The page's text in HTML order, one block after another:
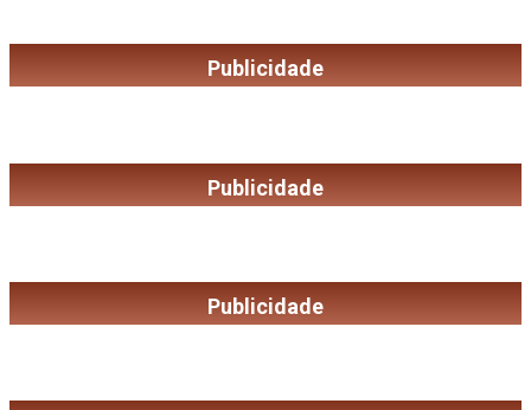
Publicidade
Publicidade
Publicidade